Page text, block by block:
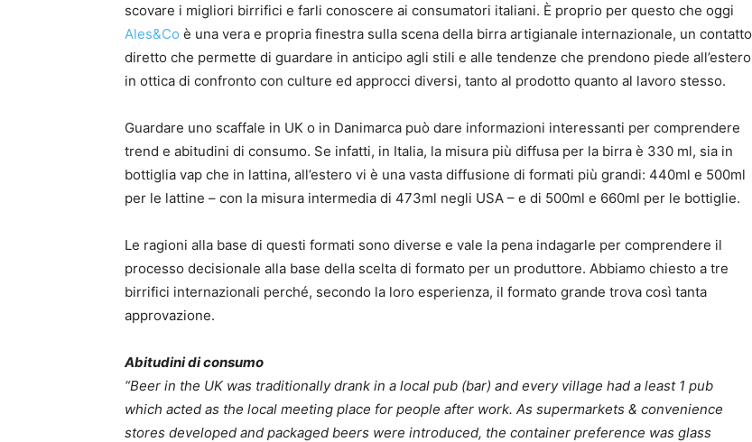
scovare i migliori birrifici e farli conoscere ai consumatori italiani. È proprio per questo che oggi
Ales&Co è una vera e propria finestra sulla scena della birra artigianale internazionale, un contatto
diretto che permette di guardare in anticipo agli stili e alle tendenze che prendono piede all’estero
in ottica di confronto con culture ed approcci diversi, tanto al prodotto quanto al lavoro stesso.
Guardare uno scaffale in UK o in Danimarca può dare informazioni interessanti per comprendere
trend e abitudini di consumo. Se infatti, in Italia, la misura più diffusa per la birra è 330 ml, sia in
bottiglia vap che in lattina, all’estero vi è una vasta diffusione di formati più grandi: 440ml e 500ml
per le lattine – con la misura intermedia di 473ml negli USA – e di 500ml e 660ml per le bottiglie.
Le ragioni alla base di questi formati sono diverse e vale la pena indagarle per comprendere il
processo decisionale alla base della scelta di formato per un produttore. Abbiamo chiesto a tre
birrifici internazionali perché, secondo la loro esperienza, il formato grande trova così tanta
approvazione.
Abitudini di consumo
“Beer in the UK was traditionally drank in a local pub (bar) and every village had a least 1 pub
which acted as the local meeting place for people after work. As supermarkets & convenience
stores developed and packaged beers were introduced, the container preference was glass